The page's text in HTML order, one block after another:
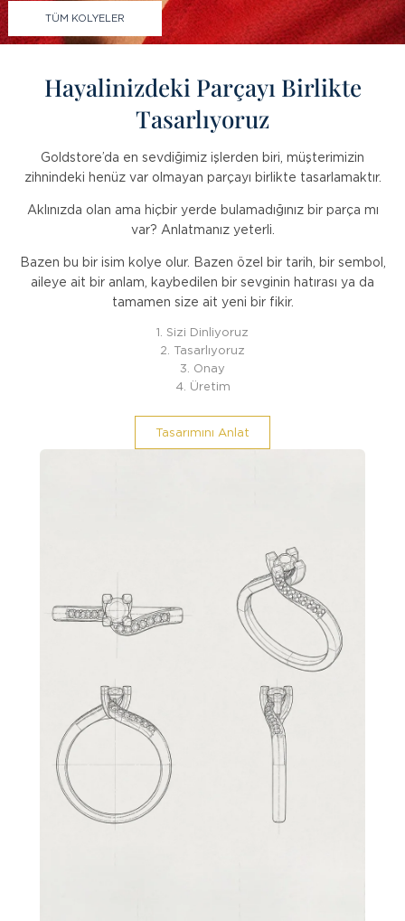
TÜM KOLYELER
Hayalinizdeki Parçayı Birlikte
Tasarlıyoruz
Goldstore’da en sevdiğimiz işlerden biri, müşterimizin
zihnindeki henüz var olmayan parçayı birlikte tasarlamaktır.
Aklınızda olan ama hiçbir yerde bulamadığınız bir parça mı
var? Anlatmanız yeterli.
Bazen bu bir isim kolye olur. Bazen özel bir tarih, bir sembol,
aileye ait bir anlam, kaybedilen bir sevginin hatırası ya da
tamamen size ait yeni bir fikir.
1. Sizi Dinliyoruz
2. Tasarlıyoruz
3. Onay
4. Üretim
Tasarımını Anlat